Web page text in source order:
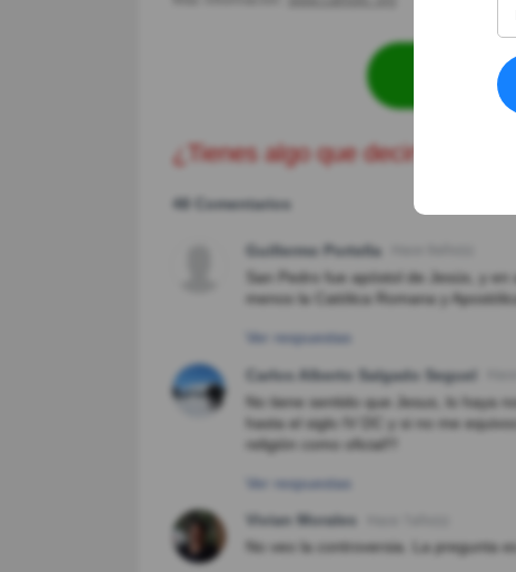
Revisar
¿Tienes algo que decir?
48 Comentarios
Guillermo Portella
San Pedro fue apóstol de Jesús, y
menos la Católica Romana y
Ver respuestas
Carlos Alberto Salgado Seguel
No tiene sentido que Jesus, lo haya
hasta el siglo IV DC y si no me
religión como oficial!!!
Ver respuestas
Vivian Morales
No veo la controversia. La pregunta